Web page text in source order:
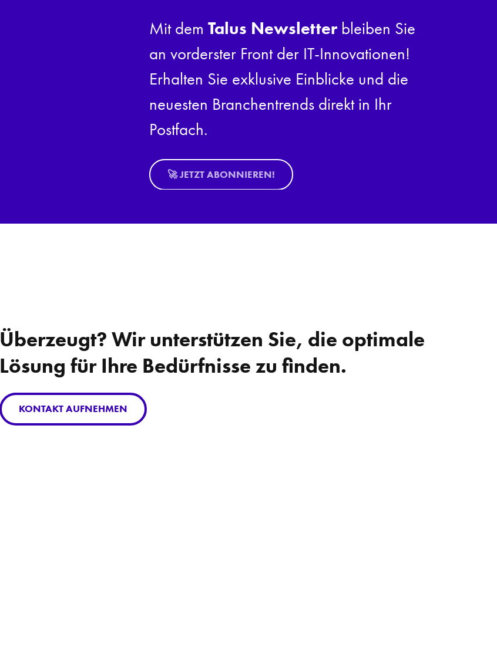
Mit dem Talus Newsletter bleiben Sie
an vorderster Front der IT-Innovationen!
Erhalten Sie exklusive Einblicke und die
neuesten Branchentrends direkt in Ihr
Postfach.
🚀 JETZT ABONNIEREN!
Überzeugt? Wir unterstützen Sie, die optimale
Lösung für Ihre Bedürfnisse zu finden.
KONTAKT AUFNEHMEN